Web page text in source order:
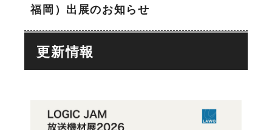
福岡）出展のお知らせ
更新情報